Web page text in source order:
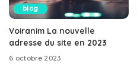
blog
Voiranim La nouvelle
adresse du site en 2023
6 octobre 2023